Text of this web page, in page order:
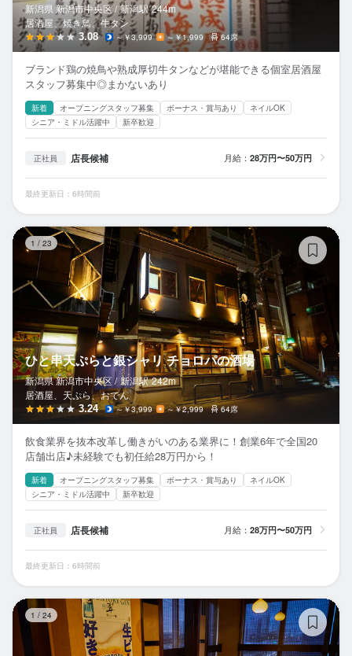
新潟県 新潟市中央区 / 新潟駅 244m
居酒屋、焼き鳥、牛タン
3.08 ～￥3,999 ～￥1,999 64席
ブランド鶏の焼鳥や熟成厚切牛タンなどが堪能できる個室居酒屋
スタッフ募集中◎まかないあり
新着 オープニングスタッフ募集 ボーナス・賞与あり
ネイルOK
シニア・ミドル活躍中
新卒歓迎
正社員 店長候補 月給： 28万円〜50万円
最終更新日：6時間前
1 / 23
ひと串天ぷらと銀シャリ チョロパの酒場
新潟県 新潟市中央区 / 新潟駅 242m
居酒屋、天ぷら、おでん
3.24 ～￥3,999 ～￥2,999 64席
飲食業界を抜本改革し働きがいのある業界に！創業6年で全国20
店舗出店♪未経験でも初任給28万円から！
新着 オープニングスタッフ募集 ボーナス・賞与あり
ネイルOK
シニア・ミドル活躍中
新卒歓迎
正社員 店長候補 月給： 28万円〜50万円
最終更新日：6時間前
1 / 24